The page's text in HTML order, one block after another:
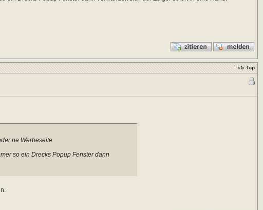
#5 Top
ne Werbeseite.
so ein Drecks Popup Fenster dann